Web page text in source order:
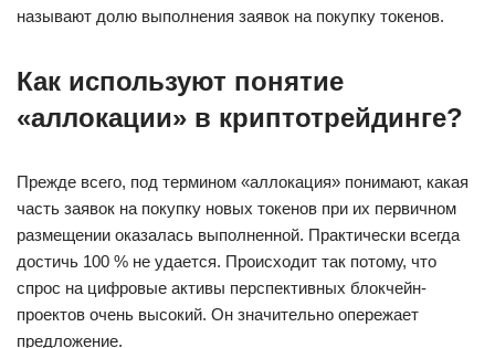
называют долю выполнения заявок на покупку токенов.
Как используют понятие
«аллокации» в криптотрейдинге?
Прежде всего, под термином «аллокация» понимают, какая
часть заявок на покупку новых токенов при их первичном
размещении оказалась выполненной. Практически всегда
достичь 100 % не удается. Происходит так потому, что
спрос на цифровые активы перспективных блокчейн-
проектов очень высокий. Он значительно опережает
предложение.